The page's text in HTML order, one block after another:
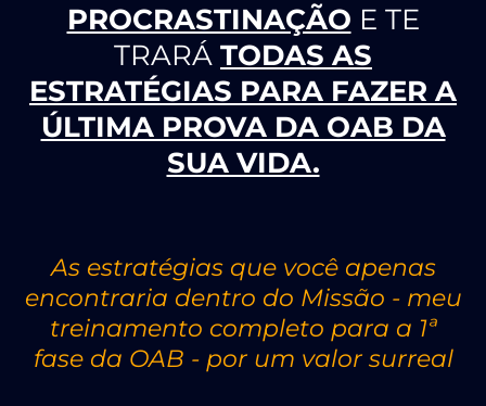
PROCRASTINAÇÃO E TE
TRARÁ TODAS AS
ESTRATÉGIAS PARA FAZER A
ÚLTIMA PROVA DA OAB DA
SUA VIDA.
As estratégias que você apenas
encontraria dentro do Missão - meu
treinamento completo para a 1ª
fase da OAB - por um valor surreal